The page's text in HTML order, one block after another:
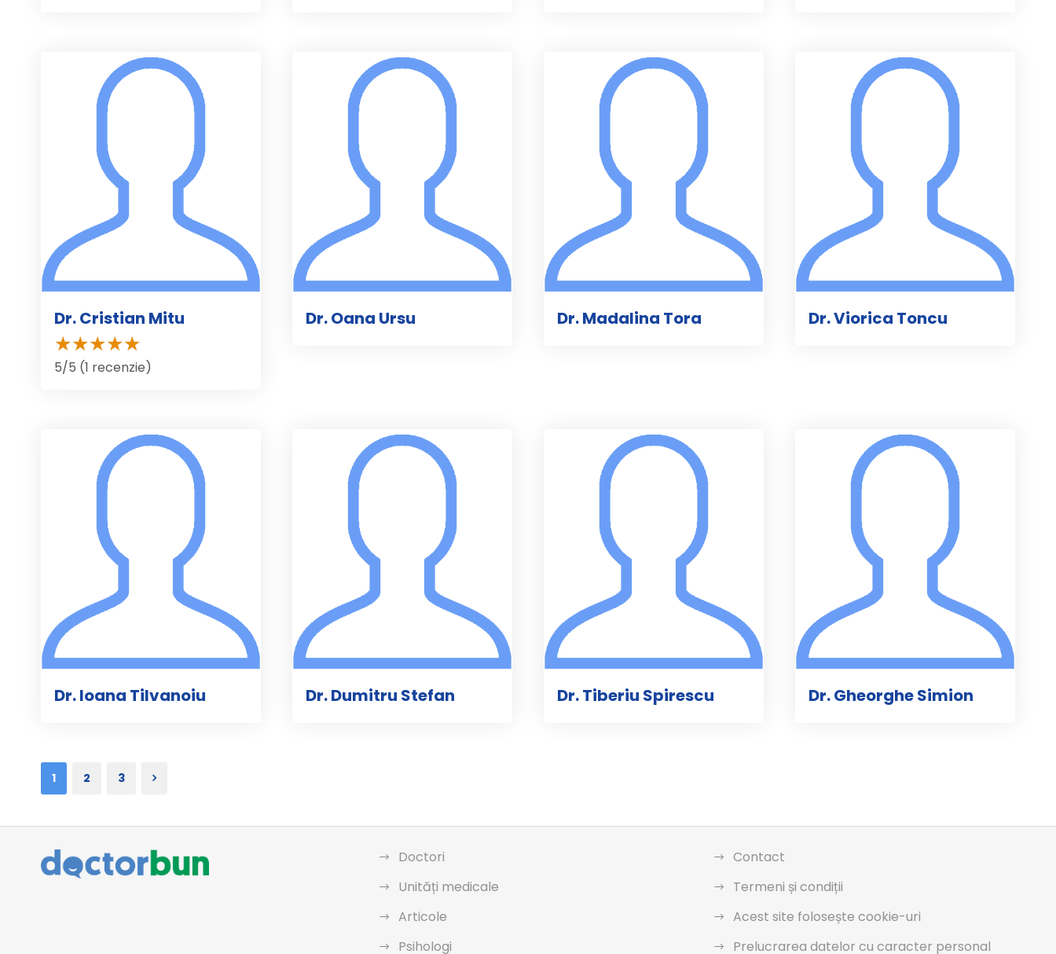
Dr. Cristian Mitu
5/5 (1 recenzie)
Dr. Oana Ursu Dr. Madalina Tora Dr. Viorica Toncu
Dr. Ioana Tilvanoiu Dr. Dumitru Stefan Dr. Tiberiu Spirescu Dr. Gheorghe Simion
1 2 3
Doctori
Unități medicale
Articole
Psihologi
Contact
Termeni și condiții
Acest site folosește cookie-uri
Prelucrarea datelor cu caracter personal